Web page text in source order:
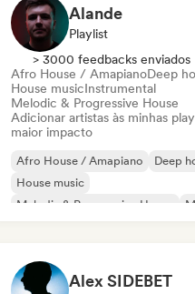
Alande
Playlist
> 3000 feedbacks enviados
Afro House / AmapianoDeep
House musicInstrumental
Melodic & Progressive House
Adicionar artistas às minhas
maior impacto
Afro House / Amapiano
Deep
House music
Melodic & Progressive House
Alex SIDEBET